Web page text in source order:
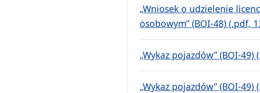
„Wniosek o udzielenie
osobowym” (BOI-48) (.pdf,
„Wykaz pojazdów” (BOI-49)
„Wykaz pojazdów” (BOI-49)